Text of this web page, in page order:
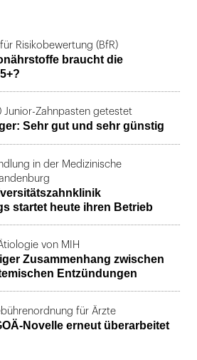
Risikobewertung (BfR)
braucht die
Zahnpasten getestet
Sehr gut und sehr günstig
in der Medizinische
startet heute ihren Betrieb
von MIH
Zusammenhang zwischen
Entzündungen
für Ärzte
Novelle erneut überarbeitet